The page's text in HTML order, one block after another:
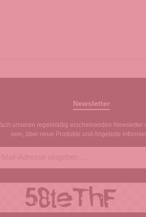
Newsletter
unseren regelmäßig erscheinenden Newsletter
sein, über neue Produkte und Angebote
Adresse*